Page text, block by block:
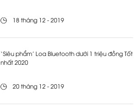
18 tháng 12 - 2019
‘Siêu phẩm’ Loa Bluetooth dưới 1 triệu đồng Tốt
nhất 2020
20 tháng 12 - 2019